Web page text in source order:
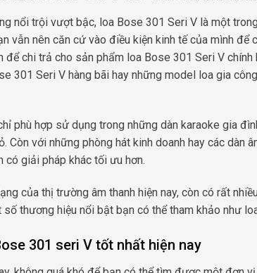
nổi trội vượt bậc, loa Bose 301 Seri V là một
vẫn nên căn cứ vào điều kiện kinh tế của mình
để chi trả cho sản phẩm loa Bose 301 Seri V
301 Seri V hàng bãi hay những model loa gia
phù hợp sử dụng trong những dàn karaoke gia
Còn với những phòng hát kinh doanh hay các dàn
giải pháp khác tối ưu hơn.
của thị trường âm thanh hiện nay, còn có rất
thương hiệu nổi bật bạn có thể tham khảo như
301 seri V tốt nhất hiện nay